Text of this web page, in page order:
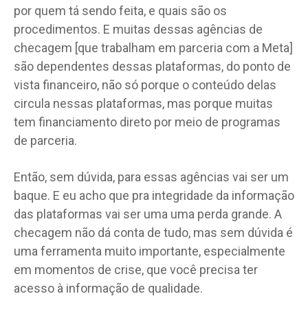
por quem tá sendo feita, e quais são os
procedimentos. E muitas dessas agências de
checagem [que trabalham em parceria com a Meta]
são dependentes dessas plataformas, do ponto de
vista financeiro, não só porque o conteúdo delas
circula nessas plataformas, mas porque muitas
tem financiamento direto por meio de programas
de parceria.
Então, sem dúvida, para essas agências vai ser um
baque. E eu acho que pra integridade da informação
das plataformas vai ser uma uma perda grande. A
checagem não dá conta de tudo, mas sem dúvida é
uma ferramenta muito importante, especialmente
em momentos de crise, que você precisa ter
acesso à informação de qualidade.